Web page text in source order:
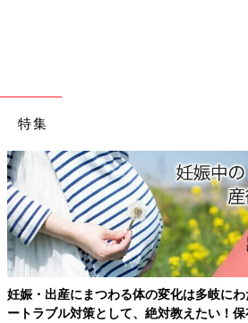
特集
妊娠・出産にまつわる体の変化は多岐に
ートラブル対策として、絶対教えたい！